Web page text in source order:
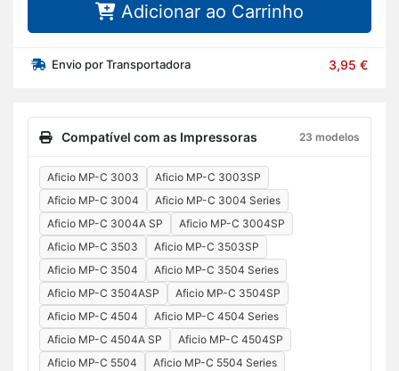
Adicionar ao Carrinho
Envio por Transportadora 3,95 €
Compatível com as Impressoras 23 modelos
Aficio MP-C 3003
Aficio MP-C 3003SP
Aficio MP-C 3004
Aficio MP-C 3004 Series
Aficio MP-C 3004A SP
Aficio MP-C 3004SP
Aficio MP-C 3503
Aficio MP-C 3503SP
Aficio MP-C 3504
Aficio MP-C 3504 Series
Aficio MP-C 3504ASP
Aficio MP-C 3504SP
Aficio MP-C 4504
Aficio MP-C 4504 Series
Aficio MP-C 4504A SP
Aficio MP-C 4504SP
Aficio MP-C 5504
Aficio MP-C 5504 Series